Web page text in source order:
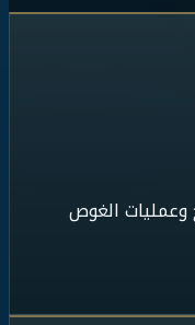
وعمليات الغوص